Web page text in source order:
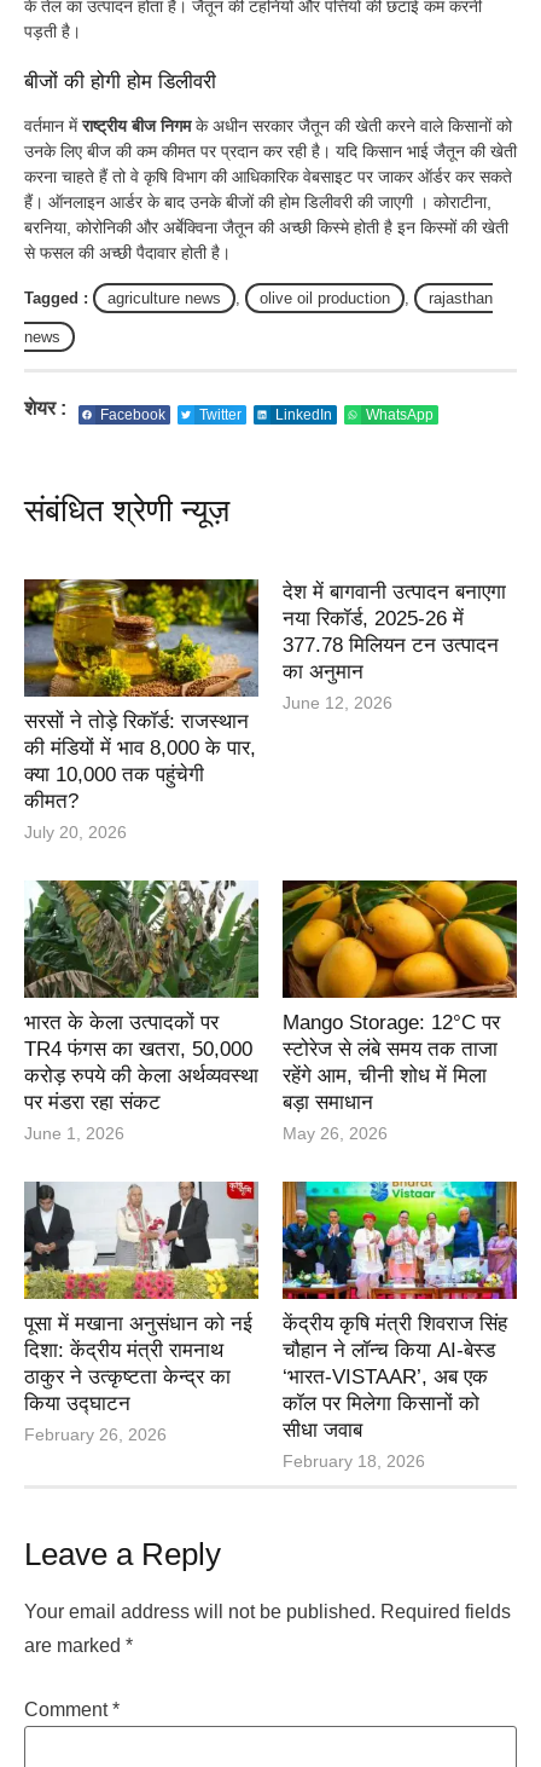
के तेल का उत्पादन होता है। जैतून की टहनियों और पत्तियों की छटाई कम करनी
पड़ती है।
बीजों की होगी होम डिलीवरी
वर्तमान मेंराष्ट्रीय बीज निगमके अधीन सरकार जैतून की खेती करने वाले किसानों को
उनके लिए बीज की कम कीमत पर प्रदान कर रही है। यदि किसान भाई जैतून की खेती
करना चाहते हैं तो वे कृषि विभाग की आधिकारिक वेबसाइट पर जाकर ऑर्डर कर सकते
हैं। ऑनलाइन आर्डर के बाद उनके बीजों की होम डिलीवरी की जाएगी । कोराटीना,
बरनिया, कोरोनिकी और अर्बेक्विना जैतून की अच्छी किस्मे होती है इन किस्मों की खेती
से फसल की अच्छी पैदावार होती है।
Tagged : agriculture news olive oil production rajasthan
news
शेयर : Facebook Twitter LinkedIn WhatsApp
संबंधित श्रेणी न्यूज़
सरसों ने तोड़े रिकॉर्ड: राजस्थान
की मंडियों में भाव 8,000 के पार,
क्या 10,000 तक पहुंचेगी
कीमत?
July 20, 2026
देश में बागवानी उत्पादन बनाएगा
नया रिकॉर्ड, 2025-26 में
377.78 मिलियन टन उत्पादन
का अनुमान
June 12, 2026
भारत के केला उत्पादकों पर
TR4 फंगस का खतरा, 50,000
करोड़ रुपये की केला अर्थव्यवस्था
पर मंडरा रहा संकट
June 1, 2026
Mango Storage: 12°C पर
स्टोरेज से लंबे समय तक ताजा
रहेंगे आम, चीनी शोध में मिला
बड़ा समाधान
May 26, 2026
पूसा में मखाना अनुसंधान को नई
दिशा: केंद्रीय मंत्री रामनाथ
ठाकुर ने उत्कृष्टता केन्द्र का
किया उद्घाटन
February 26, 2026
केंद्रीय कृषि मंत्री शिवराज सिंह
चौहान ने लॉन्च किया AI-बेस्ड
‘भारत-VISTAAR’, अब एक
कॉल पर मिलेगा किसानों को
सीधा जवाब
February 18, 2026
Leave a Reply
Your email address will not be published. Required fields
are marked *
Comment*